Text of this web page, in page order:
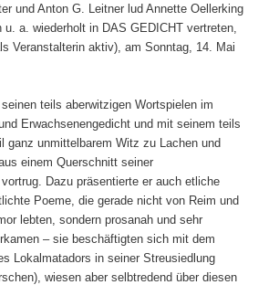
und Anton G. Leitner lud Annette Oellerking
a. wiederholt in DAS GEDICHT vertreten,
Veranstalterin aktiv), am Sonntag, 14. Mai
teils aberwitzigen Wortspielen im
Erwachsenengedicht und mit seinem teils
ganz unmittelbarem Witz zu Lachen und
einem Querschnitt seiner
Dazu präsentierte er auch etliche
Poeme, die gerade nicht von Reim und
lebten, sondern prosanah und sehr
– sie beschäftigten sich mit dem
Lokalmatadors in seiner Streusiedlung
wiesen aber selbtredend über diesen